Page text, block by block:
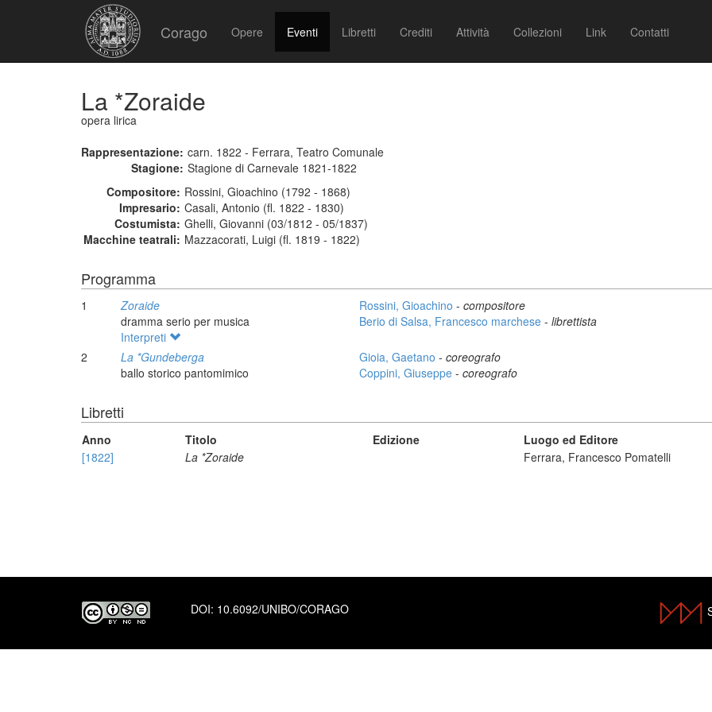
Corago Opere Eventi Libretti Crediti Attività Collezioni Link Contatti
La *Zoraide
opera lirica
Rappresentazione: carn. 1822 - Ferrara, Teatro Comunale
Stagione: Stagione di Carnevale 1821-1822
Compositore: Rossini, Gioachino (1792 - 1868)
Impresario: Casali, Antonio (fl. 1822 - 1830)
Costumista: Ghelli, Giovanni (03/1812 - 05/1837)
Macchine teatrali: Mazzacorati, Luigi (fl. 1819 - 1822)
Programma
1
Zoraide
dramma serio per musica
Rossini, Gioachino - compositore
Berio di Salsa, Francesco marchese - librettista
Interpreti
2
La *Gundeberga
ballo storico pantomimico
Gioia, Gaetano - coreografo
Coppini, Giuseppe - coreografo
Libretti
Anno Titolo Edizione
Luogo ed Editore
[1822]
La *Zoraide Ferrara, Francesco Pomatelli
DOI: 10.6092/UNIBO/CORAGO